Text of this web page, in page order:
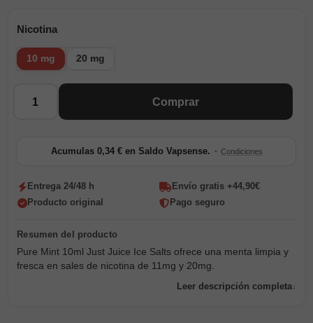
Nicotina
10 mg 20 mg
Comprar
Acumulas 0,34 € en Saldo Vapsense. · Condiciones
Entrega 24/48 h
Envío gratis +44,90€
Producto original
Pago seguro
Pure Mint 10ml Just Juice Ice Salts ofrece una menta limpia y
fresca en sales de nicotina de 11mg y 20mg.
Leer descripción completa